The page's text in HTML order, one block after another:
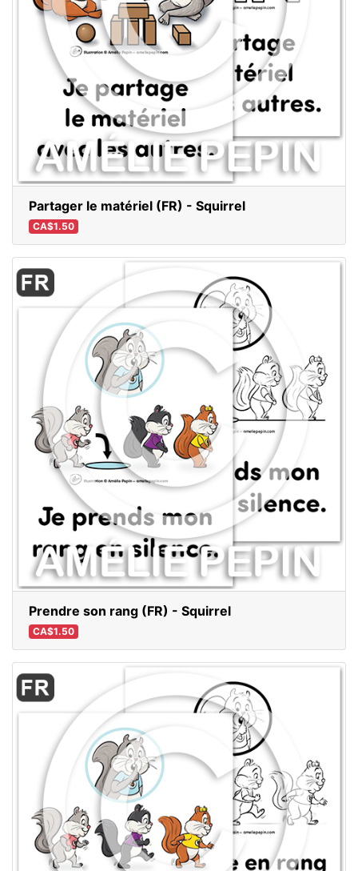
Partager le matériel (FR) - Squirrel
CA$1.50
Prendre son rang (FR) - Squirrel
CA$1.50